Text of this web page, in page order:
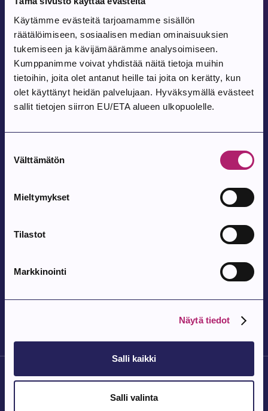
Käytämme evästeitä tarjoamamme sisällön
räätälöimiseen, sosiaalisen median ominaisuuksien
tukemiseen ja kävijämäärämme analysoimiseen.
Kumppanimme voivat yhdistää näitä tietoja muihin
tietoihin, joita olet antanut heille tai joita on kerätty, kun
olet käyttänyt heidän palvelujaan. Hyväksymällä evästeet
sallit tietojen siirron EU/ETA alueen ulkopuolelle.
valinta
Välttämätön
Mieltymykset
Tilastot
Markkinointi
Näytä tiedot
Salli kaikki
Salli valinta
Tulevat tapahtumat
Tapahtuma alkaa:
6.8.2026
Hiljaisten Yksinlukijoiden Seura
Tapahtuma alkaa:
7.8.2026
Parkanon tori
Pohjois-Parkanon Maalaismarkkinat 35-